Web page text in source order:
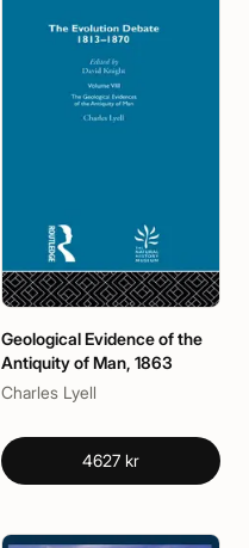
Geological Evidence of the
Antiquity of Man, 1863
Charles Lyell
4627 kr